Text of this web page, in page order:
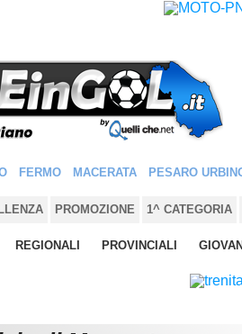
FERMO MACERATA PESARO
PROMOZIONE 1^ CATEGORIA
REGIONALI PROVINCIALI